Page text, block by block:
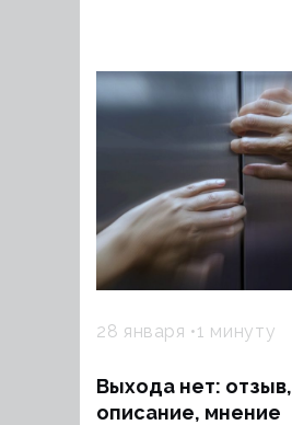
28 января 1 минуту
Выхода нет: отзыв,
описание, мнение